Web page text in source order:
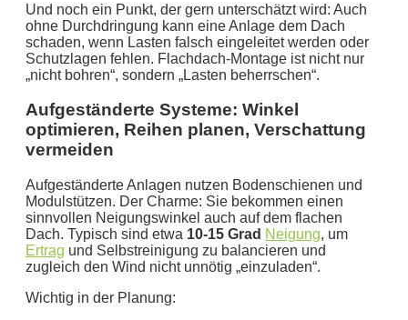
Und noch ein Punkt, der gern unterschätzt wird: Auch
ohne Durchdringung kann eine Anlage dem Dach
schaden, wenn Lasten falsch eingeleitet werden oder
Schutzlagen fehlen. Flachdach-Montage ist nicht nur
„nicht bohren“, sondern „Lasten beherrschen“.
Aufgeständerte Systeme: Winkel
optimieren, Reihen planen, Verschattung
vermeiden
Aufgeständerte Anlagen nutzen Bodenschienen und
Modulstützen. Der Charme: Sie bekommen einen
sinnvollen Neigungswinkel auch auf dem flachen
Dach. Typisch sind etwa 10-15 Grad Neigung, um
Ertrag und Selbstreinigung zu balancieren und
zugleich den Wind nicht unnötig „einzuladen“.
Wichtig in der Planung: